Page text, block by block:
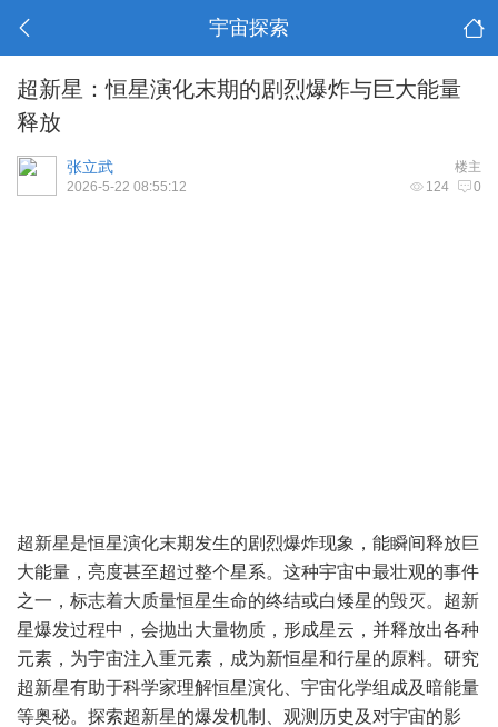
宇宙探索
超新星：恒星演化末期的剧烈爆炸与巨大能量
释放
楼主
张立武
124 0
2026-5-22 08:55:12
超新星是恒星演化末期发生的剧烈爆炸现象，能瞬间释放巨
大能量，亮度甚至超过整个星系。这种宇宙中最壮观的事件
之一，标志着大质量恒星生命的终结或白矮星的毁灭。超新
星爆发过程中，会抛出大量物质，形成星云，并释放出各种
元素，为宇宙注入重元素，成为新恒星和行星的原料。研究
超新星有助于科学家理解恒星演化、宇宙化学组成及暗能量
等奥秘。探索超新星的爆发机制、观测历史及对宇宙的影